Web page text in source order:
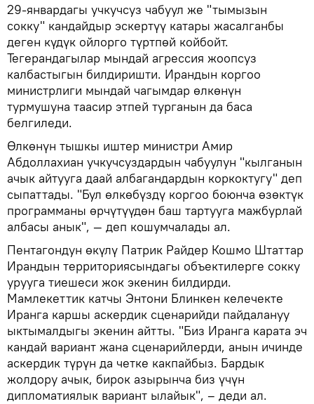
29-январдагы учкучсуз чабуул же "тымызын
сокку" кандайдыр эскертүү катары жасалганбы
деген күдүк ойлорго түртпөй койбойт.
Тегерандагылар мындай агрессия жоопсуз
калбастыгын билдиришти. Ирандын коргоо
министрлиги мындай чагымдар өлкөнүн
турмушуна таасир этпей турганын да баса
белгиледи.
Өлкөнүн тышкы иштер министри Амир
Абдоллахиан учкучсуздардын чабуулун "кылганын
ачык айтууга даай албагандардын коркоктугу" деп
сыпаттады. "Бул өлкөбүздү коргоо боюнча өзөктүк
программаны өрчүтүүдөн баш тартууга мажбурлай
албасы анык", — деп кошумчалады ал.
Пентагондун өкүлү Патрик Райдер Кошмо Штаттар
Ирандын территориясындагы объектилерге сокку
урууга тиешеси жок экенин билдирди.
Мамлекеттик катчы Энтони Блинкен келечекте
Иранга каршы аскердик сценарийди пайдалануу
ыктымалдыгы экенин айтты. "Биз Иранга карата эч
кандай вариант жана сценарийлерди, анын ичинде
аскердик түрүн да четке какпайбыз. Бардык
жолдору ачык, бирок азырынча биз үчүн
дипломатиялык вариант ылайык", – деди ал.